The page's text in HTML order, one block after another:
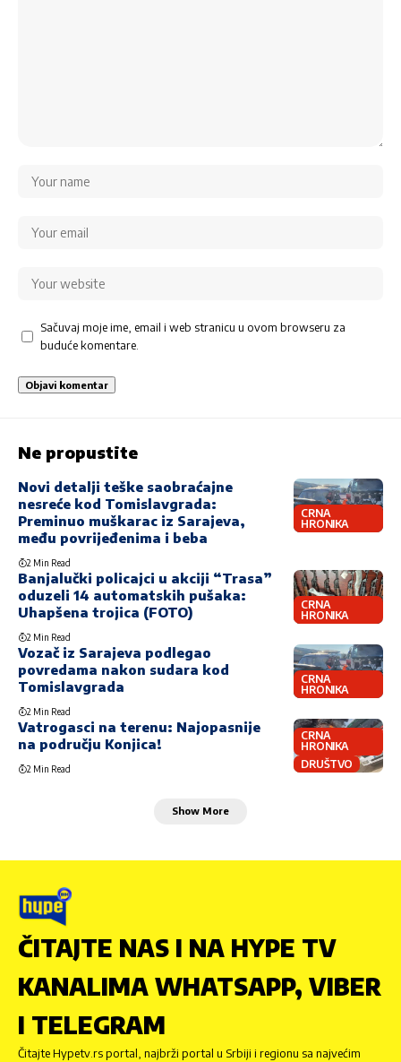
Sačuvaj moje ime, email i web stranicu u ovom browseru za
buduće komentare.
Ne propustite
CRNA
HRONIKA
Novi detalji teške saobraćajne
nesreće kod Tomislavgrada:
Preminuo muškarac iz Sarajeva,
među povrijeđenima i beba
2 Min Read
CRNA
HRONIKA
Banjalučki policajci u akciji “Trasa”
oduzeli 14 automatskih pušaka:
Uhapšena trojica (FOTO)
2 Min Read
CRNA
HRONIKA
Vozač iz Sarajeva podlegao
povredama nakon sudara kod
Tomislavgrada
2 Min Read
CRNA
HRONIKA
DRUŠTVO
Vatrogasci na terenu: Najopasnije
na području Konjica!
2 Min Read
Show More
ČITAJTE NAS I NA HYPE TV
KANALIMA WHATSAPP, VIBER
I TELEGRAM
Čitajte Hypetv.rs portal, najbrži portal u Srbiji i regionu sa najvećim